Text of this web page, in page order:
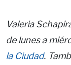
Valeria
de lunes a
la Ciudad.